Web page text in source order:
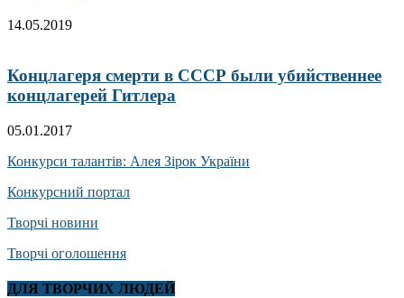
14.05.2019
Концлагеря смерти в СССР были убийственнее
концлагерей Гитлера
05.01.2017
Конкурси талантів: Алея Зірок України
Конкурсний портал
Творчі новини
Творчі оголошення
ДЛЯ ТВОРЧИХ ЛЮДЕЙ